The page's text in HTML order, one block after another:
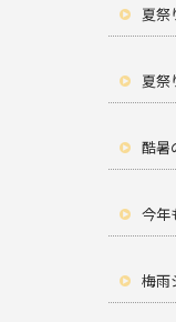
夏祭
夏祭
酷暑
今年
梅雨